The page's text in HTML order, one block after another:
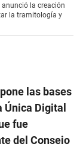
anunció la creación
la tramitología y
las bases
Única Digital
fue
del Consejo